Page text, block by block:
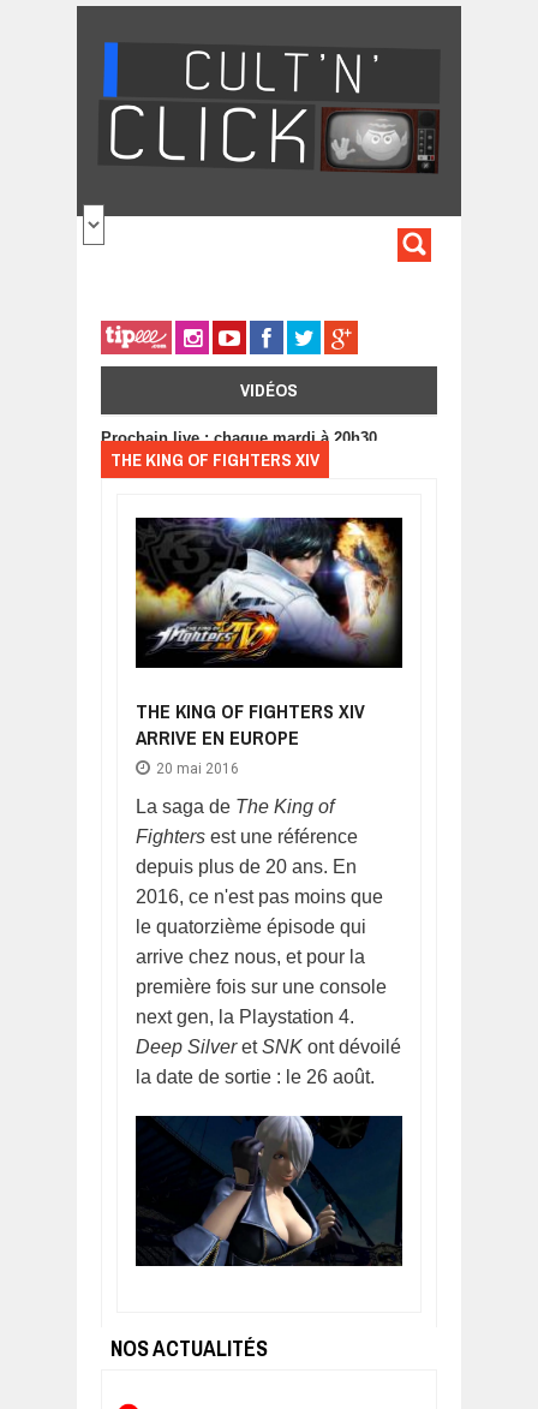
VIDÉOS
Prochain live : chaque mardi à 20h30
THE KING OF FIGHTERS XIV
THE KING OF FIGHTERS XIV
ARRIVE EN EUROPE
20 mai 2016
La saga de The King of
Fighters est une référence
depuis plus de 20 ans. En
2016, ce n'est pas moins que
le quatorzième épisode qui
arrive chez nous, et pour la
première fois sur une console
next gen, la Playstation 4.
Deep SilveretSNK ont dévoilé
la date de sortie : le 26 août.
NOS ACTUALITÉS